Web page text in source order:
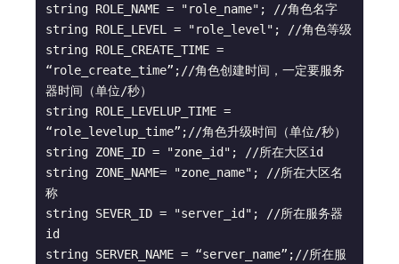
string ROLE_NAME = "role_name"; //角色名字
string ROLE_LEVEL = "role_level"; //角色等级
string ROLE_CREATE_TIME =
“role_create_time”;//角色创建时间，一定要服务
器时间（单位/秒）
string ROLE_LEVELUP_TIME =
“role_levelup_time”;//角色升级时间（单位/秒）
string ZONE_ID = "zone_id"; //所在大区id
string ZONE_NAME= "zone_name"; //所在大区名
称
string SEVER_ID = "server_id"; //所在服务器
id
string SERVER_NAME = “server_name”;//所在服